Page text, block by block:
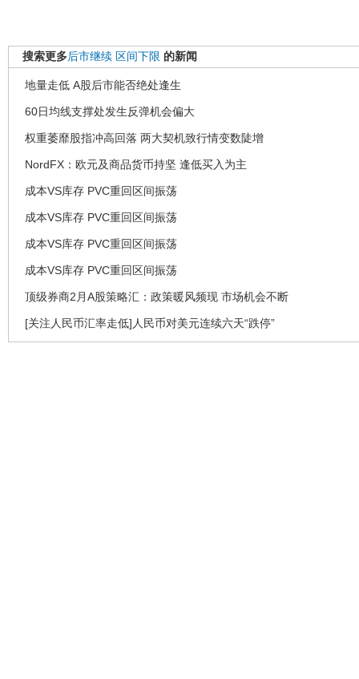
搜索更多后市继续 区间下限 的新闻
地量走低 A股后市能否绝处逢生
60日均线支撑处发生反弹机会偏大
权重萎靡股指冲高回落 两大契机致行情变数陡增
NordFX：欧元及商品货币持坚 逢低买入为主
成本VS库存 PVC重回区间振荡
成本VS库存 PVC重回区间振荡
成本VS库存 PVC重回区间振荡
成本VS库存 PVC重回区间振荡
顶级券商2月A股策略汇：政策暖风频现 市场机会不断
[关注人民币汇率走低]人民币对美元连续六天“跌停”